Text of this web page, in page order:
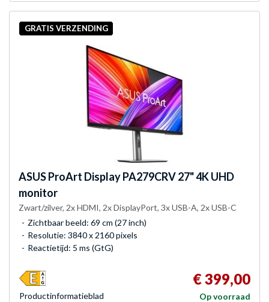
GRATIS VERZENDING
ASUSProArt Display PA279CRV 27" 4K UHD
monitor
Zwart/zilver, 2x HDMI, 2x DisplayPort, 3x USB-A, 2x USB-C
Zichtbaar beeld: 69 cm (27 inch)
Resolutie: 3840 x 2160 pixels
Reactietijd: 5 ms (GtG)
€ 399,00
Op voorraad
Product­informatieblad